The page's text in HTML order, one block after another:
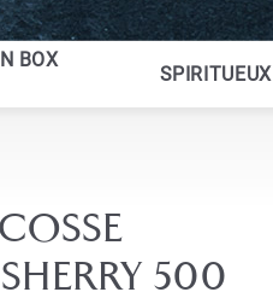
BOX
SPIRITUEUX
500